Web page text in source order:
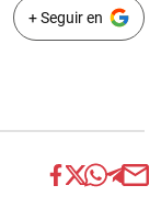
+ Seguir en